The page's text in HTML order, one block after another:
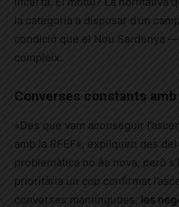
la categoria a disposar d’un
condició que el Nou Sardenya
compleix.
Converses constants amb
«Des que vam aconseguir
amb la RFEF», expliquen des
problemàtica no és nova, però
prioritària un cop confirmat
converses mantingudes,
les